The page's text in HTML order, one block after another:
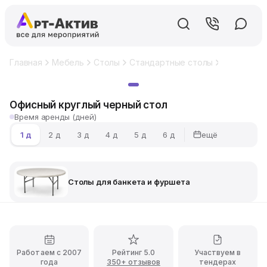
Главная Мебель Столы Стандартные столы
Офисный круглый черный стол
Время аренды (дней)
1 д
2 д 3 д 4 д 5 д 6 д ещё
Столы для банкета и фуршета
Работаем с 2007
года
Рейтинг 5.0
350+ отзывов
Участвуем в
тендерах